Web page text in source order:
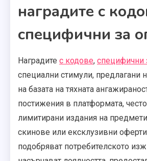
наградите с
специфични за
Наградите с кодове, специфични
специални стимули, предлагани
на базата на тяхната
постижения в платформата,
лимитирани издания на
скинове или ексклузивни
подобряват потребителското